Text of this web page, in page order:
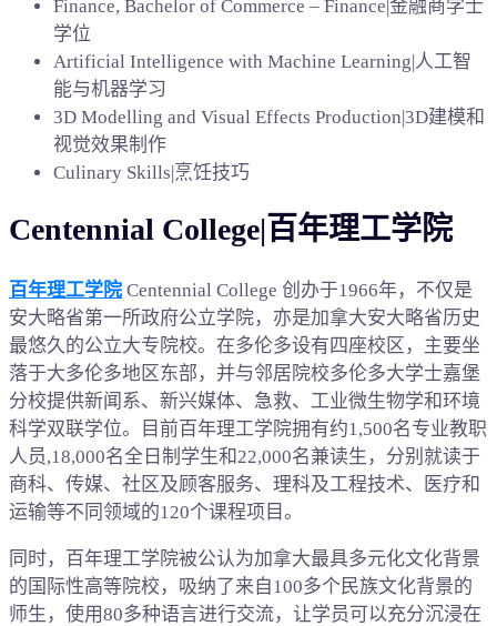
Finance, Bachelor of Commerce – Finance|金融商学士
学位
Artificial Intelligence with Machine Learning|人工智
能与机器学习
3D Modelling and Visual Effects Production|3D建模和
视觉效果制作
Culinary Skills|烹饪技巧
Centennial College|百年理工学院
百年理工学院 Centennial College 创办于1966年，不仅是
安大略省第一所政府公立学院，亦是加拿大安大略省历史
最悠久的公立大专院校。在多伦多设有四座校区，主要坐
落于大多伦多地区东部，并与邻居院校多伦多大学士嘉堡
分校提供新闻系、新兴媒体、急救、工业微生物学和环境
科学双联学位。目前百年理工学院拥有约1,500名专业教职
人员,18,000名全日制学生和22,000名兼读生，分别就读于
商科、传媒、社区及顾客服务、理科及工程技术、医疗和
运输等不同领域的120个课程项目。
同时，百年理工学院被公认为加拿大最具多元化文化背景
的国际性高等院校，吸纳了来自100多个民族文化背景的
师生，使用80多种语言进行交流，让学员可以充分沉浸在